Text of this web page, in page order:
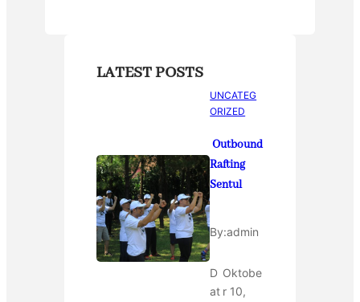
LATEST POSTS
UNCATEG
ORIZED
Outbound
Rafting
Sentul
By:admin
D
at
Oktobe
r 10,